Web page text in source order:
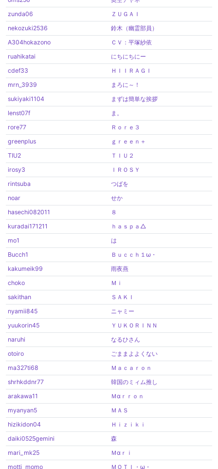
zunda06
ＺＵＧＡＩ
nekozuki2536
鈴木（幽霊部員）
A304hokazono
ＣＶ：平塚紗依
ruahikatai
にちにちにー
cdef33
ＨＩＩＲＡＧＩ
mrn_3939
まろに～！
sukiyaki1104
まずは簡単な挨拶
lenst07f
ま。
rore77
Ｒｏｒｅ３
greenplus
ｇｒｅｅｎ＋
TIU2
ＴＩＵ２
irosy3
ＩＲＯＳＹ
rintsuba
つばを
noar
せか
hasechi082011
８
kuradai171211
ｈａｓｐａ△
mo1
は
Bucch1
Ｂｕｃｃｈ１ω・
kakumeik99
雨夜燕
choko
Ｍｉ
sakithan
ＳＡＫＩ
nyamii845
ニャミー
yuukorin45
ＹＵＫＯＲＩＮＮ
naruhi
なるひさん
otoiro
ごままよよくない
ma327ti68
Ｍａｃａｒｏｎ
shrhkddnr77
韓国のミィム推し
arakawa11
Ｍαｒｒｏｎ
myanyan5
ＭＡＳ
hizikidon04
Ｈｉｚｉｋｉ
daiki0525gemini
森
mari_mk25
Ｍαｒｉ
motti_momo
ＭＯＴＩ・ω・